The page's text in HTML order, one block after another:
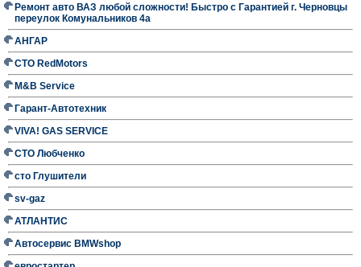
Ремонт авто ВАЗ любой сложности! Быстро с Гарантией г. Черновцы
переулок Комунальников 4а
АНГАР
СТО RedMotors
M&B Service
Гарант-Автотехник
VIVA! GAS SERVICE
СТО Любченко
сто Глушители
sv-gaz
АТЛАНТИС
Автосервис BMWshop